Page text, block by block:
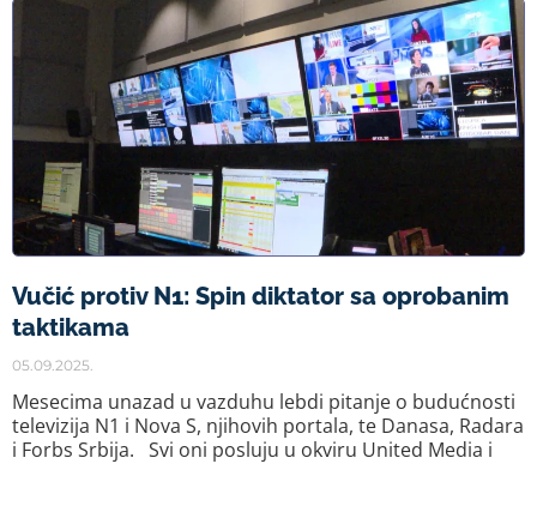
Vučić protiv N1: Spin diktator sa oprobanim
taktikama
05.09.2025.
Mesecima unazad u vazduhu lebdi pitanje o budućnosti
televizija N1 i Nova S, njihovih portala, te Danasa, Radara
i Forbs Srbija. Svi oni posluju u okviru United Media i